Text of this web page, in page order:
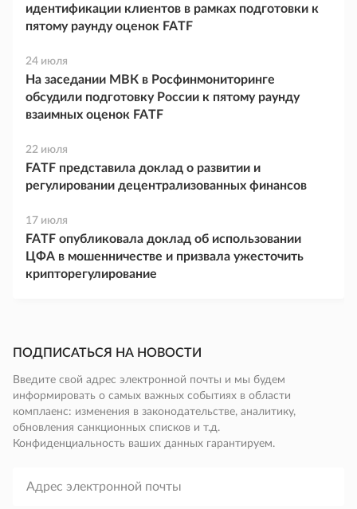
идентификации клиентов в рамках подготовки к
пятому раунду оценок FATF
24 июля
На заседании МВК в Росфинмониторинге
обсудили подготовку России к пятому раунду
взаимных оценок FATF
22 июля
FATF представила доклад о развитии и
регулировании децентрализованных финансов
17 июля
FATF опубликовала доклад об использовании
ЦФА в мошенничестве и призвала ужесточить
крипторегулирование
ПОДПИСАТЬСЯ НА НОВОСТИ
Введите свой адрес электронной почты и мы будем
информировать о самых важных событиях в области
комплаенс: изменения в законодательстве, аналитику,
обновления санкционных списков и т.д.
Конфиденциальность ваших данных гарантируем.